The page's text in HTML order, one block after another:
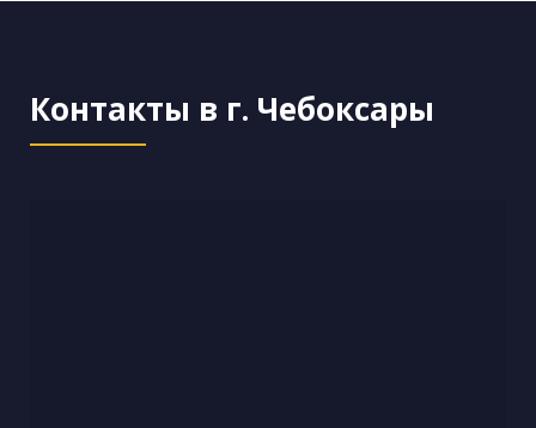
Контакты в г. Чебоксары